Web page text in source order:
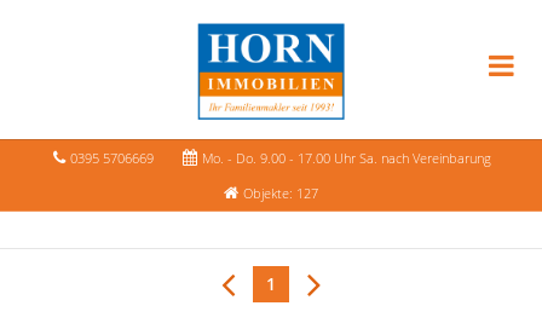
0395 5706669
Mo. - Do. 9.00 - 17.00 Uhr Sa. nach Vereinbarung
Objekte: 127
1